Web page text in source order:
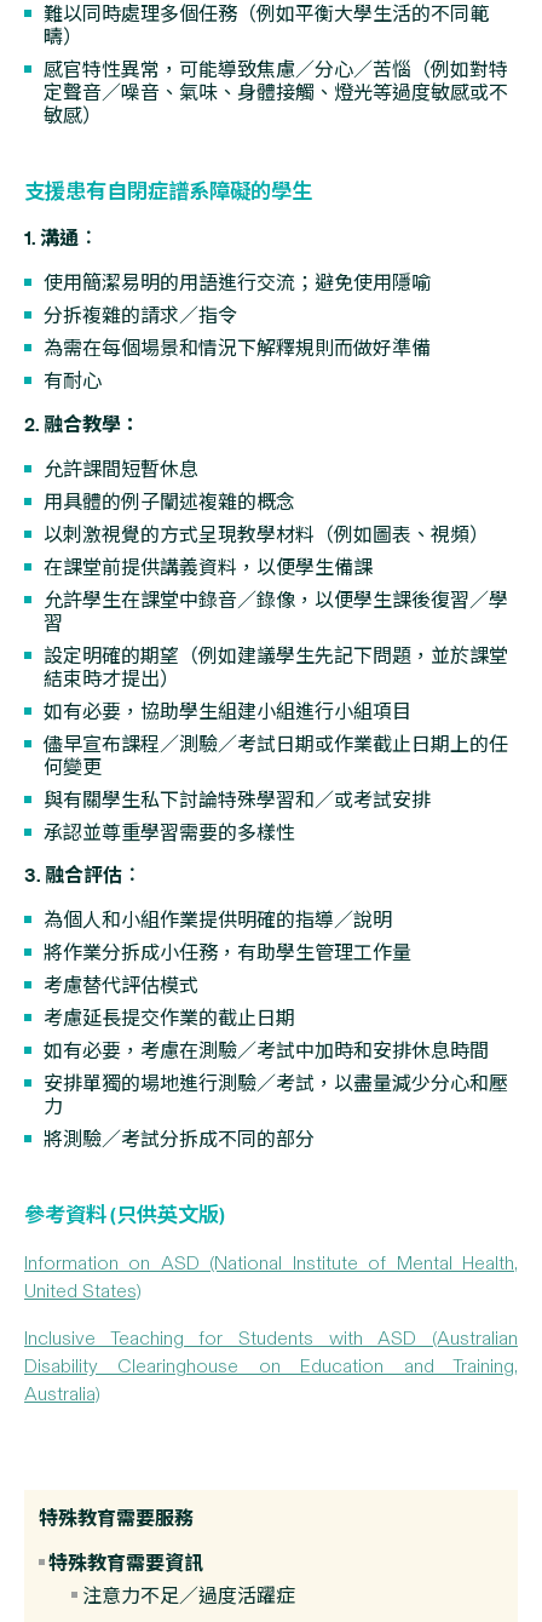
特殊教育需要服務
特殊教育需要資訊
注意力不足／過度活躍症
難以同時處理多個任務（例如平衡大學生活的不同範
疇）
感官特性異常，可能導致焦慮／分心／苦惱（例如對特
定聲音／噪音、氣味、身體接觸、燈光等過度敏感或不
敏感）
支援患有自閉症譜系障礙的學生
1. 溝通︰
使用簡潔易明的用語進行交流；避免使用隱喻
分拆複雜的請求／指令
為需在每個場景和情況下解釋規則而做好準備
有耐心
2. 融合教學：
允許課間短暫休息
用具體的例子闡述複雜的概念
以刺激視覺的方式呈現教學材料（例如圖表、視頻）
在課堂前提供講義資料，以便學生備課
允許學生在課堂中錄音／錄像，以便學生課後復習／學
習
設定明確的期望（例如建議學生先記下問題，並於課堂
結束時才提出）
如有必要，協助學生組建小組進行小組項目
儘早宣布課程／測驗／考試日期或作業截止日期上的任
何變更
與有關學生私下討論特殊學習和／或考試安排
承認並尊重學習需要的多樣性
3. 融合評估︰
為個人和小組作業提供明確的指導／說明
將作業分拆成小任務，有助學生管理工作量
考慮替代評估模式
考慮延長提交作業的截止日期
如有必要，考慮在測驗／考試中加時和安排休息時間
安排單獨的場地進行測驗／考試，以盡量減少分心和壓
力
將測驗／考試分拆成不同的部分
參考資料 (只供英文版)
Information on ASD (National Institute of Mental Health,
United States)
Inclusive Teaching for Students with ASD (Australian
Disability Clearinghouse on Education and Training,
Australia)